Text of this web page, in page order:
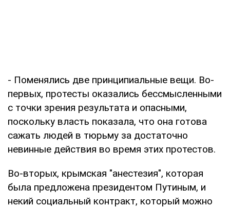
- Поменялись две принципиальные вещи. Во-
первых, протесты оказались бессмысленными
с точки зрения результата и опасными,
поскольку власть показала, что она готова
сажать людей в тюрьму за достаточно
невинные действия во время этих протестов.
Во-вторых, крымская "анестезия", которая
была предложена президентом Путиным, и
некий социальный контракт, который можно